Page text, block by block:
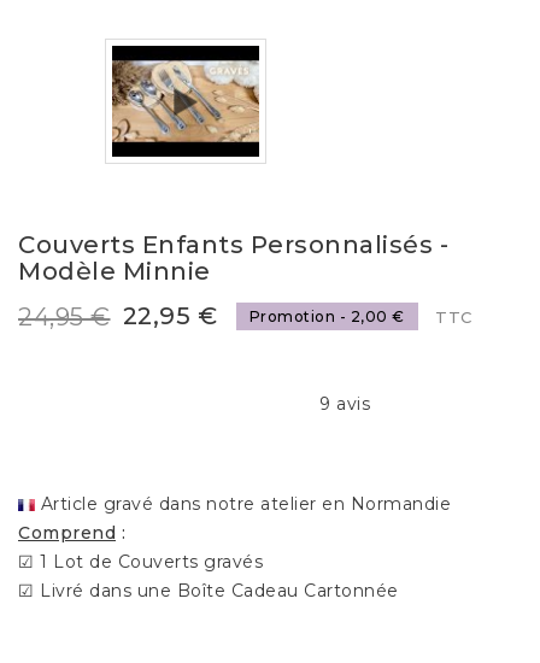
Couverts Enfants Personnalisés -
Modèle Minnie
24,95 € 22,95 € Promotion - 2,00 € TTC
9 avis
Article gravé dans notre atelier en Normandie
Comprend :
☑ 1 Lot de Couverts gravés
☑ Livré dans une Boîte Cadeau Cartonnée